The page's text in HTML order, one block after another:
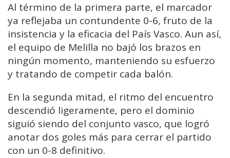
Al término de la primera parte, el marcador
ya reflejaba un contundente 0-6, fruto de la
insistencia y la eficacia del País Vasco. Aun así,
el equipo de Melilla no bajó los brazos en
ningún momento, manteniendo su esfuerzo
y tratando de competir cada balón.
En la segunda mitad, el ritmo del encuentro
descendió ligeramente, pero el dominio
siguió siendo del conjunto vasco, que logró
anotar dos goles más para cerrar el partido
con un 0-8 definitivo.